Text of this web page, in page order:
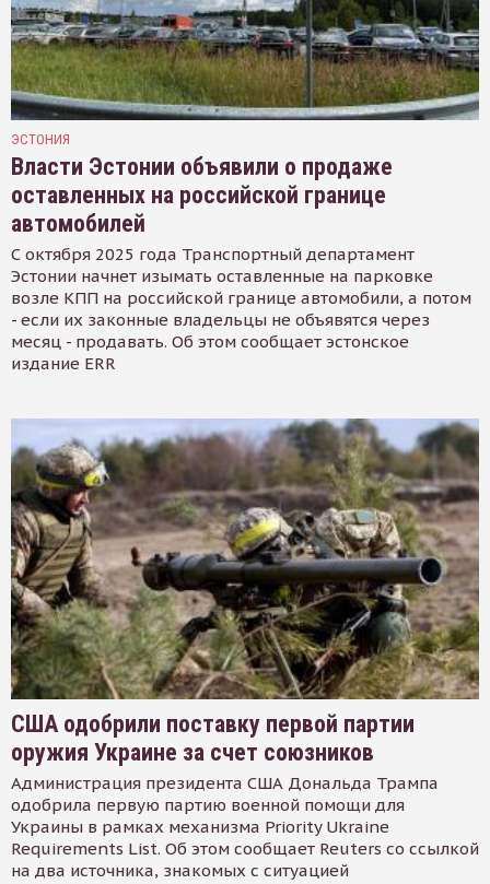
ЭСТОНИЯ
Власти Эстонии объявили о продаже
оставленных на российской границе
автомобилей
С октября 2025 года Транспортный департамент
Эстонии начнет изымать оставленные на парковке
возле КПП на российской границе автомобили, а потом
- если их законные владельцы не объявятся через
месяц - продавать. Об этом сообщает эстонское
издание ERR
США одобрили поставку первой партии
оружия Украине за счет союзников
Администрация президента США Дональда Трампа
одобрила первую партию военной помощи для
Украины в рамках механизма Priority Ukraine
Requirements List. Об этом сообщает Reuters со ссылкой
на два источника, знакомых с ситуацией